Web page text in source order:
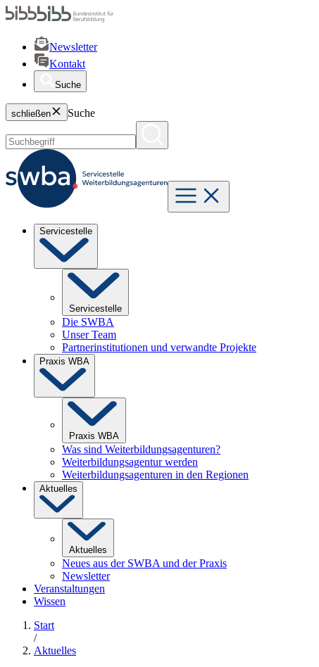
Newsletter
Kontakt
Suche
schließen Suche
Servicestelle
Servicestelle
Die SWBA
Unser Team
Partnerinstitutionen und verwandte Projekte
Praxis WBA
Praxis WBA
Was sind Weiterbildungsagenturen?
Weiterbildungsagentur werden
Weiterbildungsagenturen in den Regionen
Aktuelles
Aktuelles
Neues aus der SWBA und der Praxis
Newsletter
Veranstaltungen
Wissen
Start
/
Aktuelles